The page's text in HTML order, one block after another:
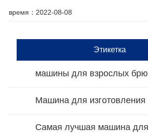
время：2022-08-08
Этикетка
машины для взрослых
Машина для изготовления